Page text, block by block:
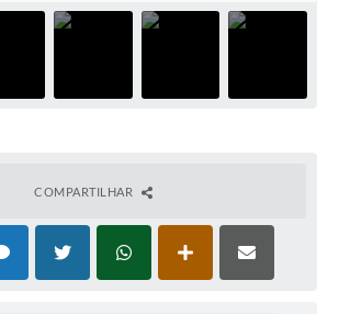
COMPARTILHAR